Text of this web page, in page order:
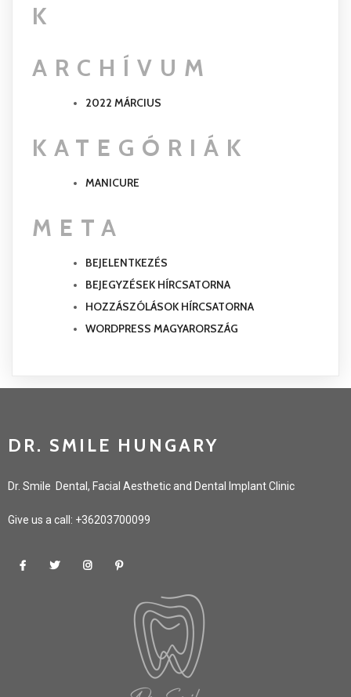
K
ARCHÍVUM
2022 MÁRCIUS
KATEGÓRIÁK
MANICURE
META
BEJELENTKEZÉS
BEJEGYZÉSEK HÍRCSATORNA
HOZZÁSZÓLÁSOK HÍRCSATORNA
WORDPRESS MAGYARORSZÁG
DR. SMILE HUNGARY
Dr. Smile Dental, Facial Aesthetic and Dental Implant Clinic
Give us a call: +36203700099